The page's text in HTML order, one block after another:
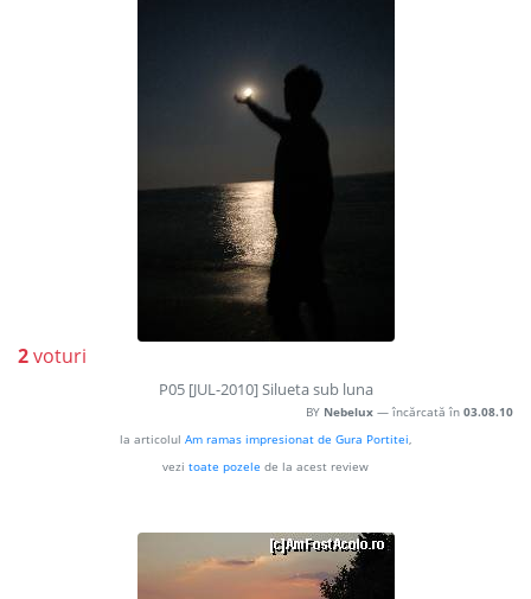
2voturi
P05 [JUL-2010] Silueta sub luna
BY Nebelux — încărcată în 03.08.10
la articolul Am ramas impresionat de Gura Portitei,
vezi toate pozele de la acest review